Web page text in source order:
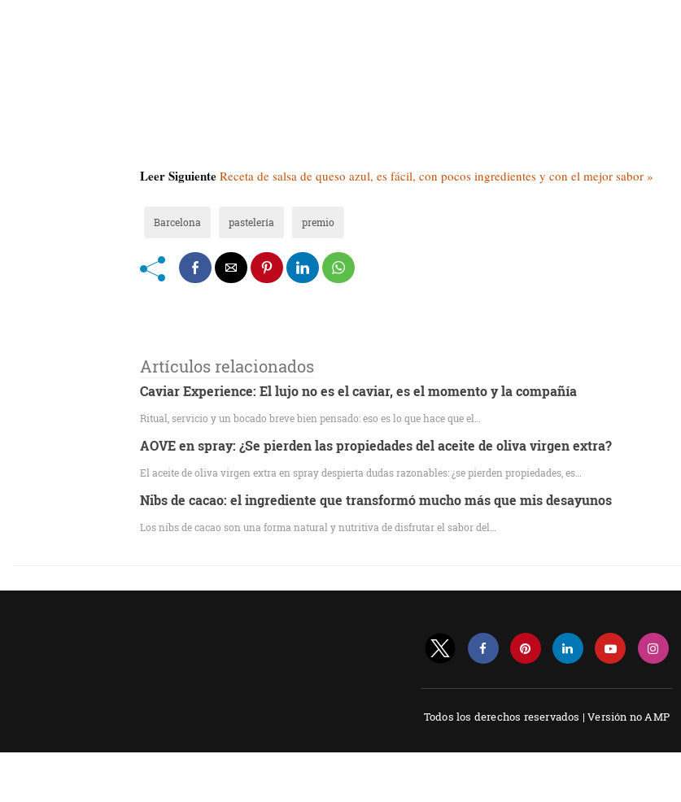
Leer Siguiente Receta de salsa de queso azul, es fácil, con pocos ingredientes y con el mejor sabor »
Barcelona pastelería premio
Artículos relacionados
Caviar Experience: El lujo no es el caviar, es el momento y la compañía
Ritual, servicio y un bocado breve bien pensado: eso es lo que hace que el…
AOVE en spray: ¿Se pierden las propiedades del aceite de oliva virgen extra?
El aceite de oliva virgen extra en spray despierta dudas razonables: ¿se pierden propiedades, es…
Nibs de cacao: el ingrediente que transformó mucho más que mis desayunos
Los nibs de cacao son una forma natural y nutritiva de disfrutar el sabor del…
Todos los derechos reservados |Versión no AMP